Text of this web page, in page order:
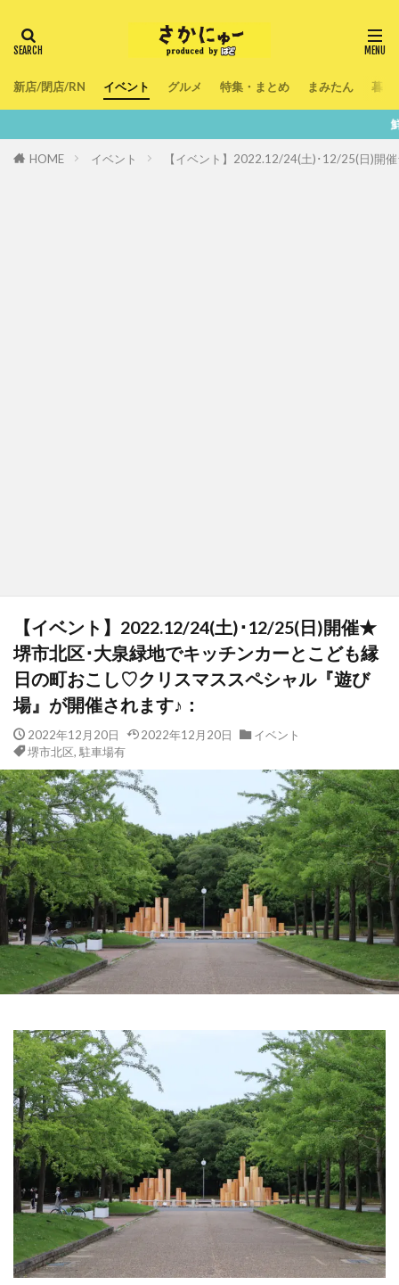
新店/閉店/RN イベント グルメ 特集・まとめ まみたん 暮ら
鮮度100％！堺
HOME イベント 【イベント】2022.12/24(土)･12/25(日)開
【イベント】2022.12/24(土)･12/25(日)開催★
堺市北区･大泉緑地でキッチンカーとこども縁
日の町おこし♡クリスマススペシャル『遊び
場』が開催されます♪：
2022年12月20日 2022年12月20日
イベント
堺市北区, 駐車場有